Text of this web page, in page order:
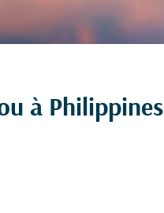
à Philippines